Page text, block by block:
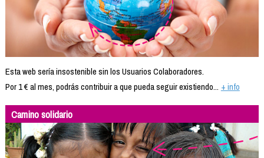
Esta web sería insostenible sin los Usuarios Colaboradores.
Por 1 € al mes, podrás contribuir a que pueda seguir existiendo... + info
Camino solidario